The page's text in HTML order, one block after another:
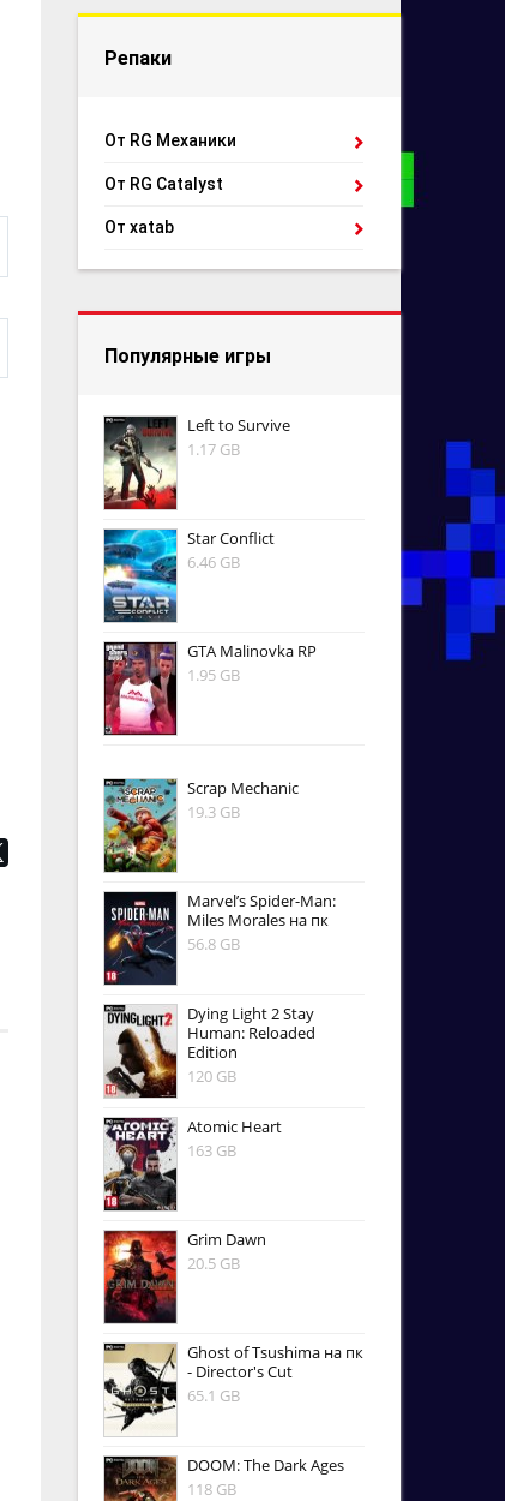
Репаки
От RG Механики
От RG Catalyst
От xatab
Популярные игры
Left to Survive
1.17 GB
Star Conflict
6.46 GB
GTA Malinovka RP
1.95 GB
Scrap Mechanic
19.3 GB
Marvel’s Spider-Man:
Miles Morales на пк
56.8 GB
Dying Light 2 Stay
Human: Reloaded
Edition
120 GB
Atomic Heart
163 GB
Grim Dawn
20.5 GB
Ghost of Tsushima на пк
- Director's Cut
65.1 GB
DOOM: The Dark Ages
118 GB